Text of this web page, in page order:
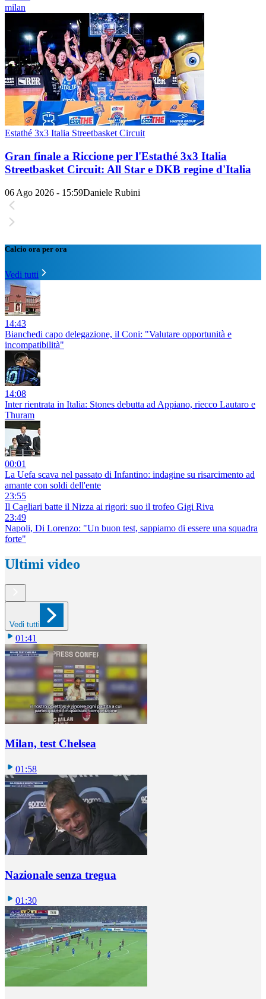
milan
Estathé 3x3 Italia Streetbasket Circuit
Gran finale a Riccione per l'Estathé 3x3 Italia
Streetbasket Circuit: All Star e DKB regine d'Italia
06 Ago 2026 - 15:59Daniele Rubini
Calcio ora per ora
Vedi tutti
14:43
Bianchedi capo delegazione, il Coni: "Valutare opportunità e
incompatibilità"
14:08
Inter rientrata in Italia: Stones debutta ad Appiano, riecco Lautaro e
Thuram
00:01
La Uefa scava nel passato di Infantino: indagine su risarcimento ad
amante con soldi dell'ente
23:55
Il Cagliari batte il Nizza ai rigori: suo il trofeo Gigi Riva
23:49
Napoli, Di Lorenzo: "Un buon test, sappiamo di essere una squadra
forte"
Ultimi video
Vedi tutti
01:41
Milan, test Chelsea
01:58
Nazionale senza tregua
01:30